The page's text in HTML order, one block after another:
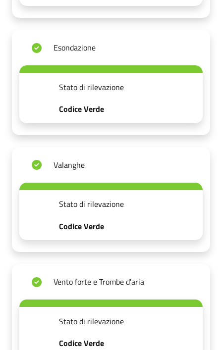
Esondazione
Stato di rilevazione
Codice Verde
Valanghe
Stato di rilevazione
Codice Verde
Vento forte e Trombe d'aria
Stato di rilevazione
Codice Verde